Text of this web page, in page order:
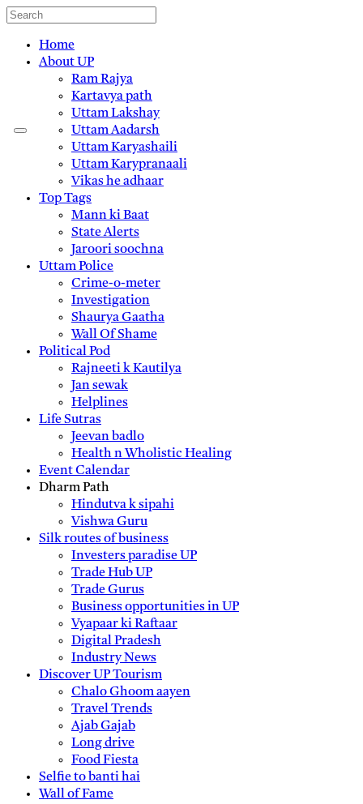
Home
About UP
Ram Rajya
Kartavya path
Uttam Lakshay
Uttam Aadarsh
Uttam Karyashaili
Uttam Karypranaali
Vikas he adhaar
Top Tags
Mann ki Baat
State Alerts
Jaroori soochna
Uttam Police
Crime-o-meter
Investigation
Shaurya Gaatha
Wall Of Shame
Political Pod
Rajneeti k Kautilya
Jan sewak
Helplines
Life Sutras
Jeevan badlo
Health n Wholistic Healing
Event Calendar
Dharm Path
Hindutva k sipahi
Vishwa Guru
Silk routes of business
Investers paradise UP
Trade Hub UP
Trade Gurus
Business opportunities in UP
Vyapaar ki Raftaar
Digital Pradesh
Industry News
Discover UP Tourism
Chalo Ghoom aayen
Travel Trends
Ajab Gajab
Long drive
Food Fiesta
Selfie to banti hai
Wall of Fame